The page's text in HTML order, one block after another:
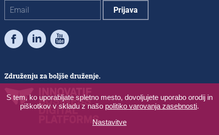
S tem, ko uporabljate spletno mesto, dovoljujete uporabo orodij in
piškotkov v skladu z našo politiko varovanja zasebnosti.
Nastavitve
FacebookLinkedInYoutube